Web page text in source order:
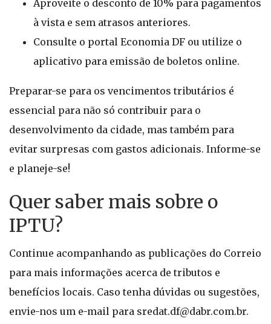
Aproveite o desconto de 10% para pagamentos
à vista e sem atrasos anteriores.
Consulte o portal Economia DF ou utilize o
aplicativo para emissão de boletos online.
Preparar-se para os vencimentos tributários é
essencial para não só contribuir para o
desenvolvimento da cidade, mas também para
evitar surpresas com gastos adicionais. Informe-se
e planeje-se!
Quer saber mais sobre o
IPTU?
Continue acompanhando as publicações do Correio
para mais informações acerca de tributos e
benefícios locais. Caso tenha dúvidas ou sugestões,
envie-nos um e-mail para sredat.df@dabr.com.br.